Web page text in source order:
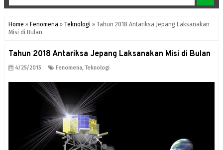
Home » Fenomena » Teknologi » Tahun 2018 Antariksa Jepang Laksanakan
Misi di Bulan
Tahun 2018 Antariksa Jepang Laksanakan Misi di Bulan
4/25/2015 Fenomena,Teknologi